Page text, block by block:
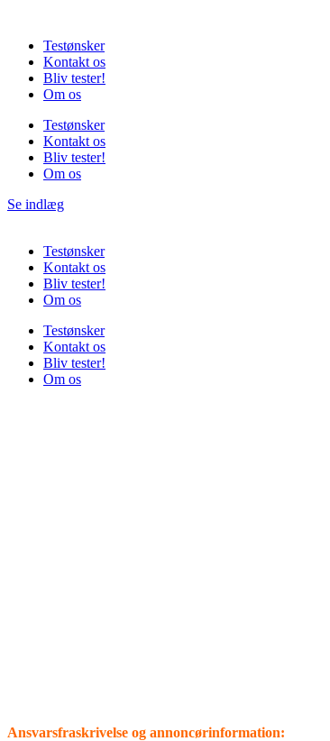
indholdTestønsker
Kontakt os
Bliv tester!
Om os
Testønsker
Kontakt os
Bliv tester!
Om os
Se indlæg
Testønsker
Kontakt os
Bliv tester!
Om os
Testønsker
Kontakt os
Bliv tester!
Om os
Ansvarsfraskrivelse og annoncørinformation: